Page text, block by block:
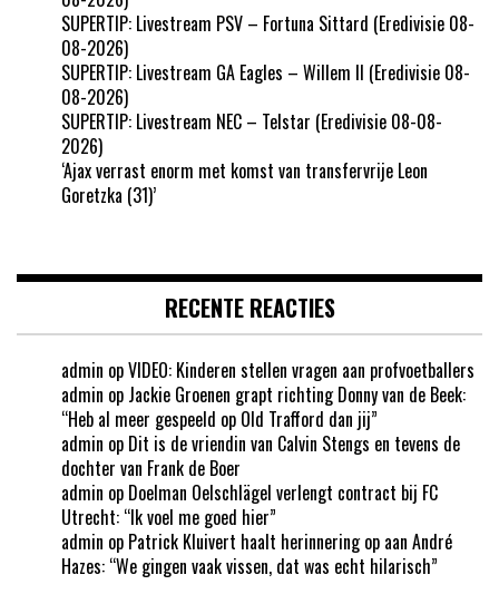
SUPERTIP: Livestream PSV – Fortuna Sittard (Eredivisie 08-
08-2026)
SUPERTIP: Livestream GA Eagles – Willem II (Eredivisie 08-
08-2026)
SUPERTIP: Livestream NEC – Telstar (Eredivisie 08-08-
2026)
‘Ajax verrast enorm met komst van transfervrije Leon
Goretzka (31)’
RECENTE REACTIES
admin opVIDEO: Kinderen stellen vragen aan profvoetballers
admin op Jackie Groenen grapt richting Donny van de Beek:
“Heb al meer gespeeld op Old Trafford dan jij”
admin op Dit is de vriendin van Calvin Stengs en tevens de
dochter van Frank de Boer
admin op Doelman Oelschlägel verlengt contract bij FC
Utrecht: “Ik voel me goed hier”
admin op Patrick Kluivert haalt herinnering op aan André
Hazes: “We gingen vaak vissen, dat was echt hilarisch”